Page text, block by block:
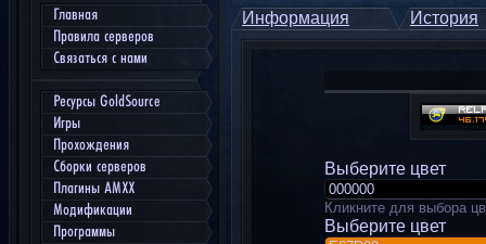
Главная
Правила серверов
Связаться с нами
Ресурсы GoldSource
Игры
Прохождения
Сборки серверов
Плагины AMXX
Модификации
Программы
Информация
История
Выберите цвет
Кликните для выбора
Выберите цвет